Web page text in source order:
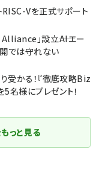
Vを正式サポート
」設立――AIエー
では守れない
受かる！『徹底攻略Biz
名様にプレゼント！
っと見る